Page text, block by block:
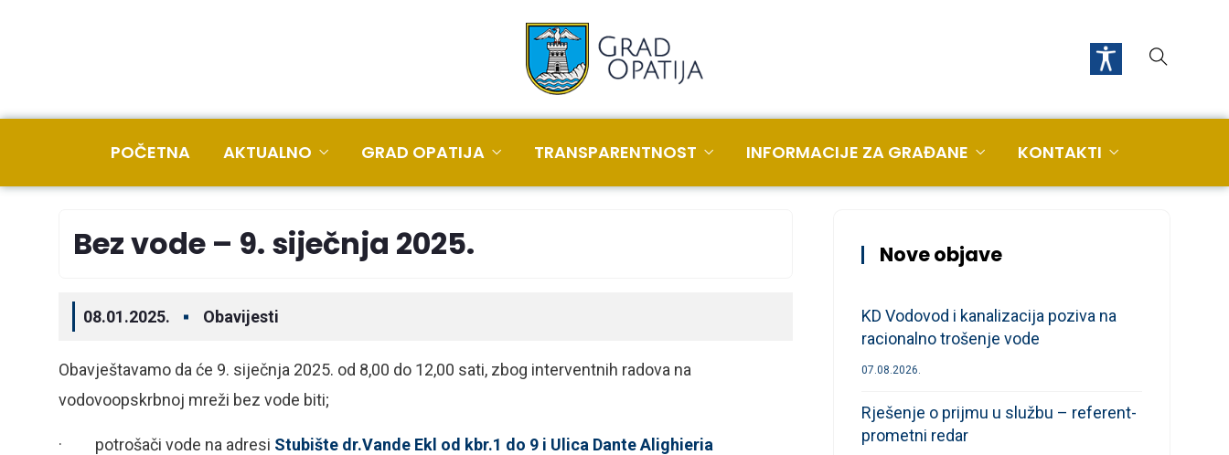
POČETNA AKTUALNO GRAD OPATIJA TRANSPARENTNOST INFORMACIJE ZA GRAĐANE KONTAKTI
Bez vode – 9. siječnja 2025.
08.01.2025. Obavijesti
Obavještavamo da će 9. siječnja 2025. od 8,00 do 12,00 sati, zbog interventnih radova na
vodovoopskrbnoj mreži bez vode biti;
· potrošači vode na adresi Stubište dr.Vande Ekl od kbr.1 do 9 i Ulica Dante Alighieria
Nove objave
KD Vodovod i kanalizacija poziva na
racionalno trošenje vode
07.08.2026.
Rješenje o prijmu u službu – referent-
prometni redar